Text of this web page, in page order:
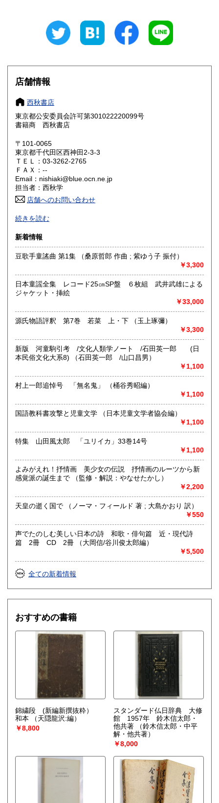
600円 三重県
大阪府
奈良県
鳥取県 600円 島根県
岡山県
山口県 600円
香川県
高知県 600円
佐賀県
熊本県 600円 大分県 600円
600円
沖縄県 600円
店舗情報
西秋書店
東京都公安委員会許可第301022220099号
書籍商 西秋書店
〒101-0065
東京都千代田区西神田2-3-3
ＴＥＬ：03-3262-2765
ＦＡＸ：--
Email：nishiaki@blue.ocn.ne.jp
担当者：西秋学
店舗へのお問い合わせ
◆店頭に無い場合がございますので、来店購入をご希望の場
合は事前にメールにてお問い合わせください。
◆店舗販売もしておりますので品切の場合もございます。
◆返信・在庫確認・発送等に時間がかかりますので、お急ぎ
の方はご遠慮ください。
◆お問い合わせはメールにてお願いいたします。電話でのご
連絡・お問い合わせには対応できない場合がございます。
沿線名：JR総武線/地下鉄:東京メトロ半蔵門線・東西線 都
営三田線・新宿線
営業時間：10:00-18:00
定休日：日曜・祝日
書籍の買取について
-
取り扱い分野
国語国文
続きを読む
新着情報
豆歌手童謠曲 第1集 （桑原哲郎 作曲 ; 紫ゆう子 振付）
￥3,300
日本童謡全集 レコード25㎝SP盤 ６枚組 武井武雄による
ジャケット・挿絵
￥33,000
源氏物語評釈 第7巻 若菜 上・下 （玉上琢彌）
￥3,300
新版 河童駒引考 /文化人類学ノート /石田英一郎 (日
本民俗文化大系8) （石田英一郎 /山口昌男）
￥1,100
村上一郎追悼号 「無名鬼」 （桶谷秀昭編）
￥1,100
国語教科書攻撃と児童文学 （日本児童文学者協会編）
￥1,100
特集 山田風太郎 「ユリイカ」33巻14号
￥1,100
よみがえれ！抒情画 美少女の伝説 抒情画のルーツから新
感覚派の誕生まで （監修・解説：やなせたかし）
￥2,200
天皇の逝く国で （ノーマ・フィールド 著 ; 大島かおり 訳）
￥550
声でたのしむ美しい日本の詩 和歌・俳句篇 近・現代詩
篇 2冊 CD 2冊 （大岡信/谷川俊太郎編）
￥5,500
全ての新着情報
おすすめの書籍
錦繍段 (新編新撰抜粋）
和本
（天隠龍沢:編）
￥8,800
スタンダード仏日辞典 大修
館 1957年 鈴木信太郎・
他共著
（鈴木信太郎・中平
解・他共著）
￥8,000